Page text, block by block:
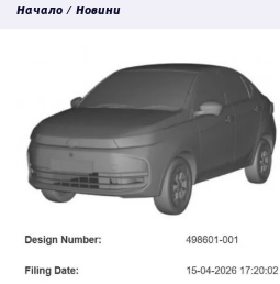
Начало / Новини